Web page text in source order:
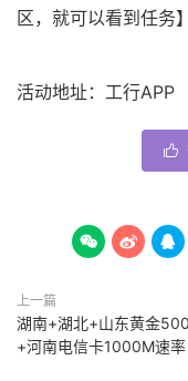
区，就可以看到任务
活动地址：工行APP

  
上一篇
湖南+湖北+山东黄金
+河南电信卡1000M速率